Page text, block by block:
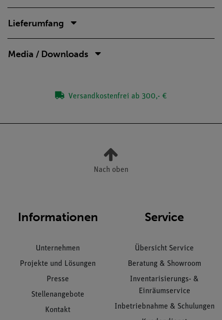
Lieferumfang
Media / Downloads
Versandkostenfrei ab 300,- €
Nach oben
Informationen
Unternehmen
Projekte und Lösungen
Presse
Stellenangebote
Kontakt
Service
Übersicht Service
Beratung & Showroom
Inventarisierungs- &
Einräumservice
Inbetriebnahme & Schulungen